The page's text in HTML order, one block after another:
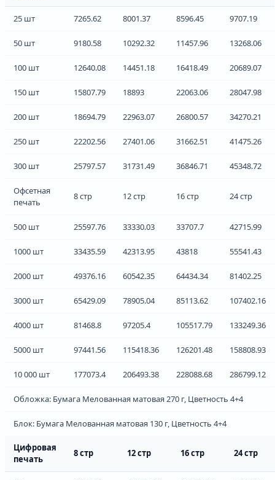
25 шт 7265.62 8001.37 8596.45 9707.19
50 шт 9180.58 10292.32 11457.96 13268.06
100 шт 12640.08 14451.18 16418.49 20689.07
150 шт 15807.79 18893 22063.06 28047.98
200 шт 18694.79 22963.07 26800.57 34270.21
250 шт 22202.56 27401.06 31662.51 41475.26
300 шт 25797.57 31731.49 36846.71 45348.72
Офсетная
печать
8 стр 12 стр 16 стр 24 стр
500 шт 25597.76 33330.03 33707.7 42715.99
1000 шт 33435.59 42313.95 43818 55541.43
2000 шт 49376.16 60542.35 64434.34 81402.25
3000 шт 65429.09 78905.04 85113.62 107402.16
4000 шт 81468.8 97205.4 105517.79 133249.36
5000 шт 97441.56 115418.36 126201.48 158808.93
10 000 шт 177073.4 206493.38 228088.68 286799.12
Обложка: Бумага Мелованная матовая 270 г, Цветность 4+4
Блок: Бумага Мелованная матовая 130 г, Цветность 4+4
Цифровая
печать
8 стр 12 стр 16 стр 24 стр